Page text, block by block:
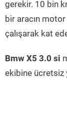
gerekir. 10 bin
bir aracın
çalışarak kat
Bmw X5 3.0 si
ekibine ücretsiz